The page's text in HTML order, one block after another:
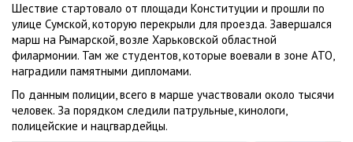
Шествие стартовало от площади Конституции и прошли по
улице Сумской, которую перекрыли для проезда. Завершался
марш на Рымарской, возле Харьковской областной
филармонии. Там же студентов, которые воевали в зоне АТО,
наградили памятными дипломами.
По данным полиции, всего в марше участвовали около тысячи
человек. За порядком следили патрульные, кинологи,
полицeйские и нацгвардейцы.